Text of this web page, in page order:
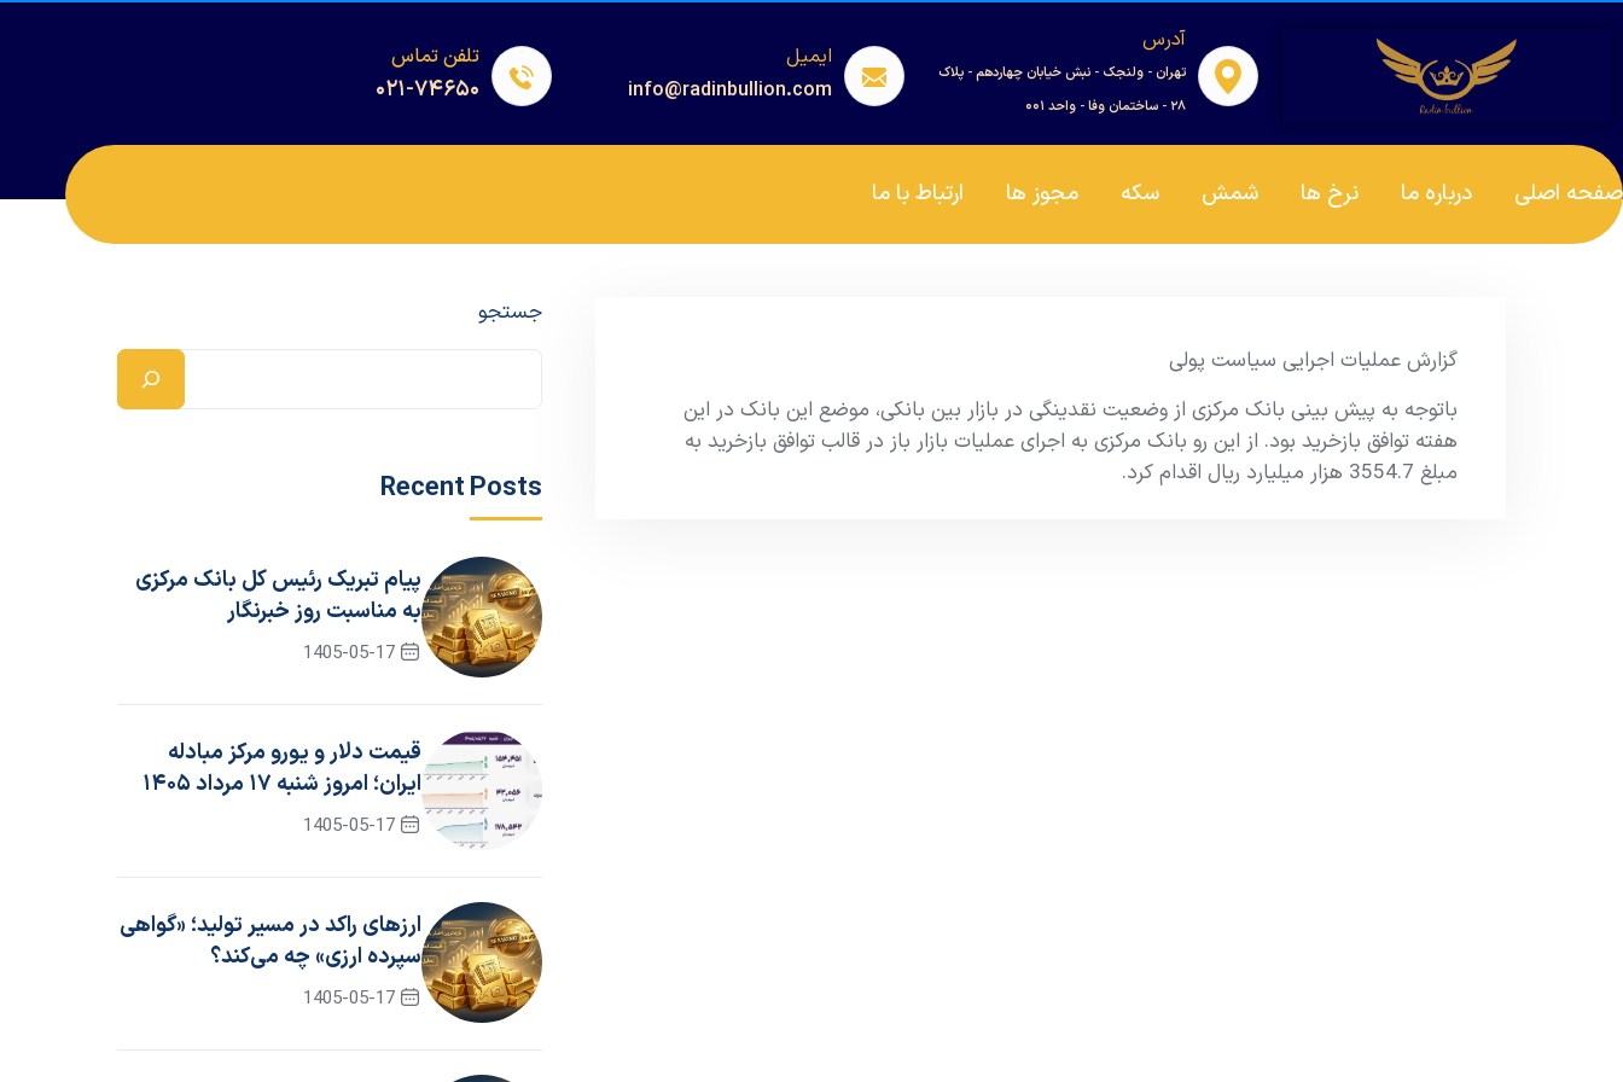
آدرس
تهران - ولنجک - نبش خیابان چهاردهم - پلاک
۲۸ - ساختمان وفا - واحد ۰۰۱
ایمیل
info@radinbullion.com
تلفن تماس
۰۲۱-۷۴۶۵۰
صفحه اصلی درباره ما نرخ ها شمش سکه مجوز ها ارتباط با ما
گزارش عملیات اجرایی سیاست پولی
باتوجه به پیش بینی بانک مرکزی از وضعیت نقدینگی در بازار بین بانکی، موضع این بانک در این
هفته توافق بازخرید بود. از این رو بانک مرکزی به اجرای عملیات بازار باز در قالب توافق بازخرید به
مبلغ 3554.7 هزار میلیارد ریال اقدام کرد.
جستجو
Recent Posts
پیام تبریک رئیس کل بانک مرکزی
به مناسبت روز خبرنگار
1405-05-17
قیمت دلار و یورو مرکز مبادله
ایران؛ امروز شنبه ۱۷ مرداد ۱۴۰۵
1405-05-17
ارزهای راکد در مسیر تولید؛ «گواهی
سپرده ارزی» چه می‌کند؟
1405-05-17